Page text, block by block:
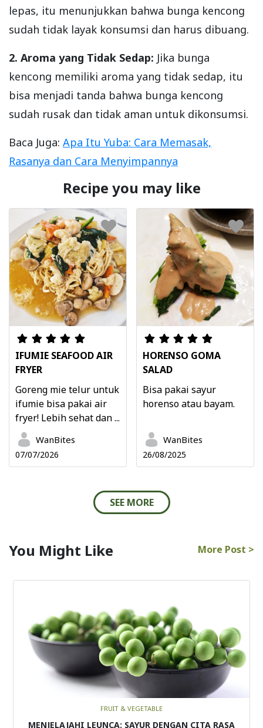
lepas, itu menunjukkan bahwa bunga kencong
sudah tidak layak konsumsi dan harus dibuang.
2. Aroma yang Tidak Sedap: Jika bunga
kencong memiliki aroma yang tidak sedap, itu
bisa menjadi tanda bahwa bunga kencong
sudah rusak dan tidak aman untuk dikonsumsi.
Baca Juga: Apa Itu Yuba: Cara Memasak,
Rasanya dan Cara Menyimpannya
Recipe you may like
IFUMIE SEAFOOD AIR
FRYER
Goreng mie telur untuk
ifumie bisa pakai air
fryer! Lebih sehat dan ...
WanBites
07/07/2026
HORENSO GOMA
SALAD
Bisa pakai sayur
horenso atau bayam.
WanBites
26/08/2025
SEE MORE
You Might Like More Post >
FRUIT & VEGETABLE
MENJELAJAHI LEUNCA: SAYUR DENGAN CITA RASA